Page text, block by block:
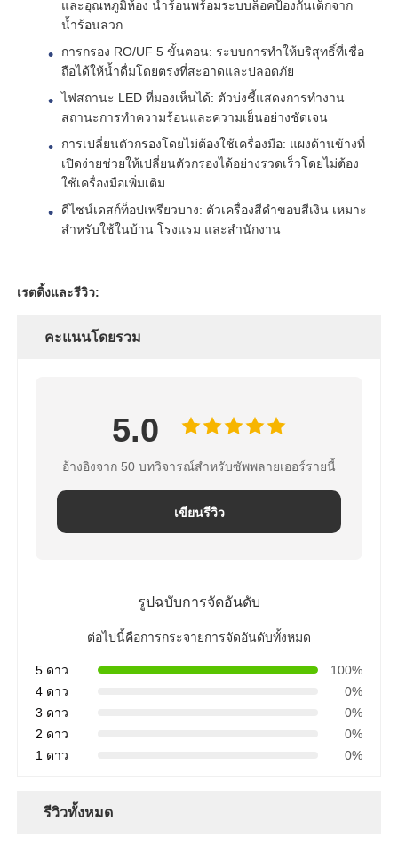
ตัวกรองน้ำ
ไส้กรองน้ำ
เมมเบรน RO ที่อยู่อาศัย
เครื่องฆ่าเชื้อโรคด้วยรังสียูวี
เมมเบรน RO อุตสาหกรรม
FRP ภาชนะรับความดัน
ถังน้ําอ่อนน้ํา
วาล์วควบคุมการกรอง
โซลินอยด์วาล์ว
เกจวัดความดัน
และอุณหภูมิห้อง น้ำร้อนพร้อมระบบล็อคป้องกันเด็กจาก
น้ำร้อนลวก
การกรอง RO/UF 5 ขั้นตอน: ระบบการทำให้บริสุทธิ์ที่เชื่อ
ถือได้ให้น้ำดื่มโดยตรงที่สะอาดและปลอดภัย
ไฟสถานะ LED ที่มองเห็นได้: ตัวบ่งชี้แสดงการทำงาน
สถานะการทำความร้อนและความเย็นอย่างชัดเจน
การเปลี่ยนตัวกรองโดยไม่ต้องใช้เครื่องมือ: แผงด้านข้างที่
เปิดง่ายช่วยให้เปลี่ยนตัวกรองได้อย่างรวดเร็วโดยไม่ต้อง
ใช้เครื่องมือเพิ่มเติม
ดีไซน์เดสก์ท็อปเพรียวบาง: ตัวเครื่องสีดำขอบสีเงิน เหมาะ
สำหรับใช้ในบ้าน โรงแรม และสำนักงาน
เรตติ้งและรีวิว:
คะแนนโดยรวม
5.0
อ้างอิงจาก 50 บทวิจารณ์สำหรับซัพพลายเออร์รายนี้
เขียนรีวิว
รูปฉบับการจัดอันดับ
ต่อไปนี้คือการกระจายการจัดอันดับทั้งหมด
5 ดาว
100%
4 ดาว
0%
3 ดาว
0%
2 ดาว
0%
1 ดาว
0%
รีวิวทั้งหมด